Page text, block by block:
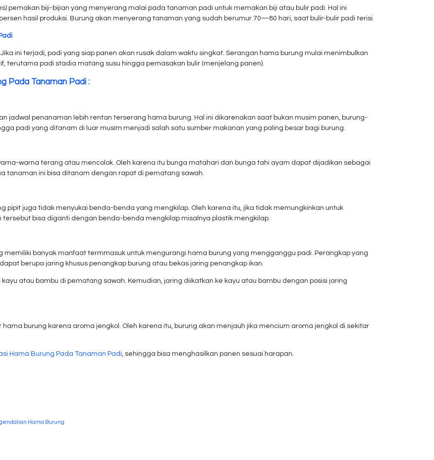
pemakan biji-bijian yang menyerang malai pada tanaman padi untuk memakan biji atau bulir padi. Hal ini
hasil produksi. Burung akan menyerang tanaman yang sudah berumur 70—80 hari, saat bulir-bulir padi terisi.
ini terjadi, padi yang siap panen akan rusak dalam waktu singkat. Serangan hama burung mulai menimbulkan
terutama padi stadia matang susu hingga pemasakan bulir (menjelang panen).
Pada Tanaman Padi :
jadwal penanaman lebih rentan terserang hama burung. Hal ini dikarenakan saat bukan musim panen, burung-
padi yang ditanam di luar musim menjadi salah satu sumber makanan yang paling besar bagi burung.
warna terang atau mencolok. Oleh karena itu bunga matahari dan bunga tahi ayam dapat dijadikan sebagai
tanaman ini bisa ditanam dengan rapat di pematang sawah.
pipit juga tidak menyukai benda-benda yang mengkilap. Oleh karena itu, jika tidak memungkinkan untuk
bisa diganti dengan benda-benda mengkilap misalnya plastik mengkilap.
banyak manfaat termmasuk untuk mengurangi hama burung yang mengganggu padi. Perangkap yang
berupa jaring khusus penangkap burung atau bekas jaring penangkap ikan.
atau bambu di pematang sawah. Kemudian, jaring diikatkan ke kayu atau bambu dengan posisi jaring
burung karena aroma jengkol. Oleh karena itu, burung akan menjauh jika mencium aroma jengkol di sekitar
Hama Burung Pada Tanaman Padi, sehingga bisa menghasilkan panen sesuai harapan.
Hama Burung